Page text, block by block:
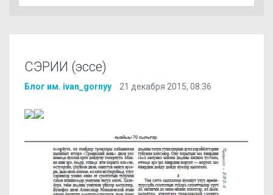
СЭРИИ (эссе)
Блог им. ivan_gornyy 21 декабря 2015, 08:36